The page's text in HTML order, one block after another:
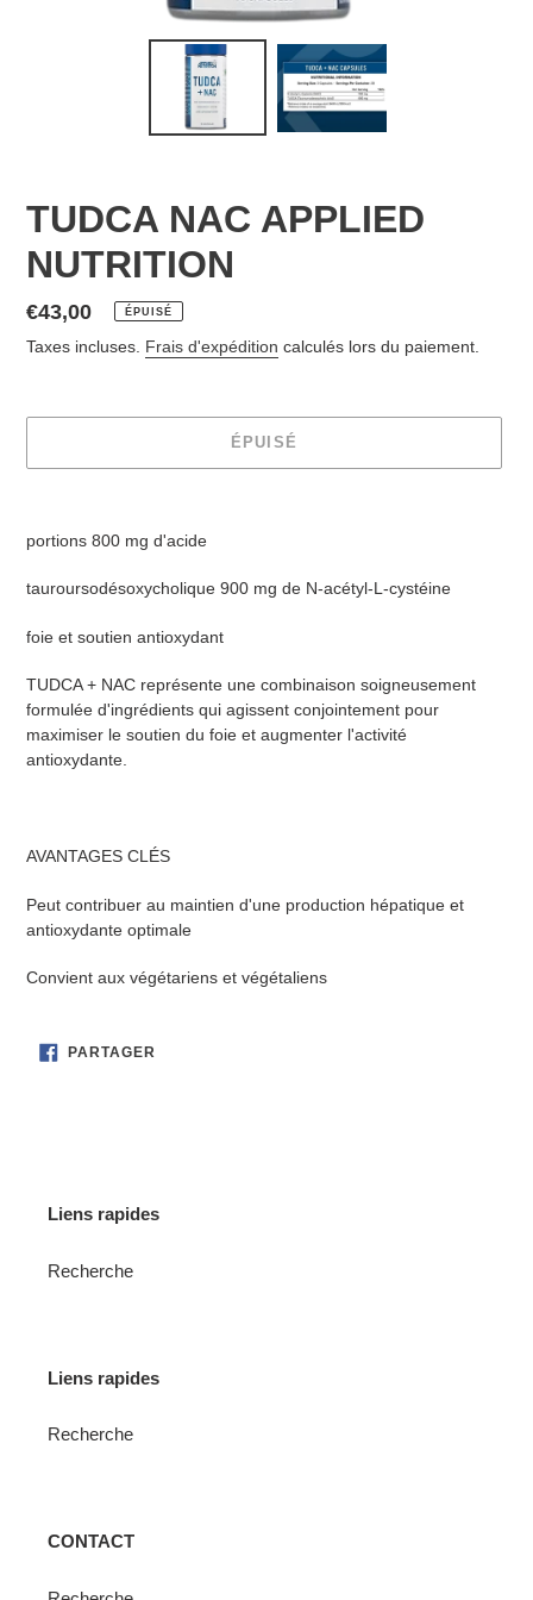
TUDCA NAC APPLIED
NUTRITION
Prix
normal
€43,00 ÉPUISÉ
Taxes incluses. Frais d'expédition calculés lors du paiement.
ÉPUISÉ
produit
panier
portions 800 mg d'acide
tauroursodésoxycholique 900 mg de N-acétyl-L-cystéine
foie et soutien antioxydant
TUDCA + NAC représente une combinaison soigneusement
formulée d'ingrédients qui agissent conjointement pour
maximiser le soutien du foie et augmenter l'activité
antioxydante.
AVANTAGES CLÉS
Peut contribuer au maintien d'une production hépatique et
antioxydante optimale
Convient aux végétariens et végétaliens
PARTAGER
Liens rapides
Recherche
Liens rapides
Recherche
CONTACT